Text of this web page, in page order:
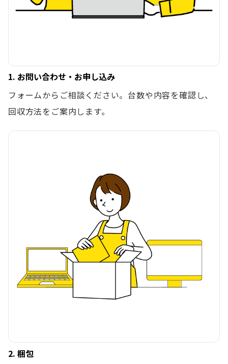
1. お問い合わせ・お申し込み
フォームからご相談ください。台数や内容を確認し、
回収方法をご案内します。
2. 梱包